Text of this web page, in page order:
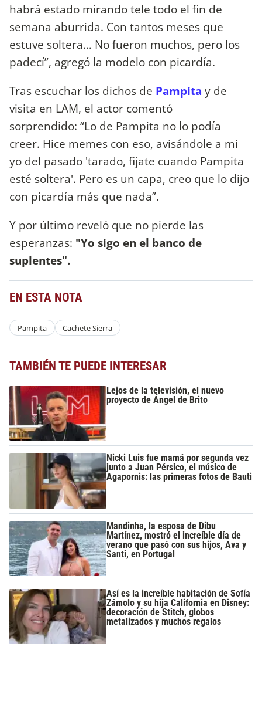
habrá estado mirando tele todo el fin de
semana aburrida. Con tantos meses que
estuve soltera… No fueron muchos, pero los
padecí”, agregó la modelo con picardía.
Tras escuchar los dichos de Pampita y de
visita en LAM, el actor comentó
sorprendido: “Lo de Pampita no lo podía
creer. Hice memes con eso, avisándole a mi
yo del pasado 'tarado, fijate cuando Pampita
esté soltera'. Pero es un capa, creo que lo dijo
con picardía más que nada”.
Y por último reveló que no pierde las
esperanzas: "Yo sigo en el banco de
suplentes".
EN ESTA NOTA
Pampita Cachete Sierra
TAMBIÉN TE PUEDE INTERESAR
Lejos de la televisión, el nuevo
proyecto de Ángel de Brito
Nicki Luis fue mamá por segunda vez
junto a Juan Pérsico, el músico de
Agapornis: las primeras fotos de Bauti
Mandinha, la esposa de Dibu
Martínez, mostró el increíble día de
verano que pasó con sus hijos, Ava y
Santi, en Portugal
Así es la increíble habitación de Sofía
Zámolo y su hija California en Disney:
decoración de Stitch, globos
metalizados y muchos regalos